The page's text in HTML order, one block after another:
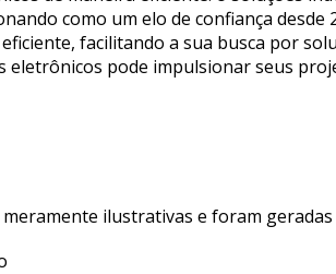
como um elo de confiança
facilitando a sua busca por
eletrônicos pode impulsionar seus
ilustrativas e foram